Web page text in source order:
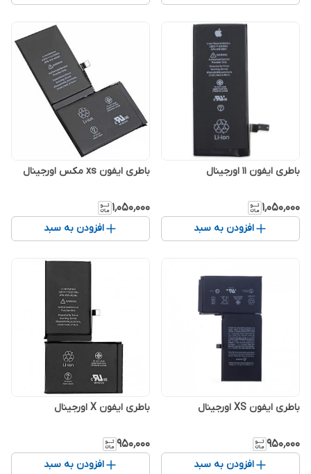
باطری ایفون 11 اورجینال
۱٬۰۵۰٬۰۰۰
افزودن به سبد
باطری ایفون xs مکس اورجینال
۱٬۰۵۰٬۰۰۰
افزودن به سبد
باطری ایفون XS اورجینال
۹۵۰٬۰۰۰
افزودن به سبد
باطری ایفون X اورجینال
۹۵۰٬۰۰۰
افزودن به سبد